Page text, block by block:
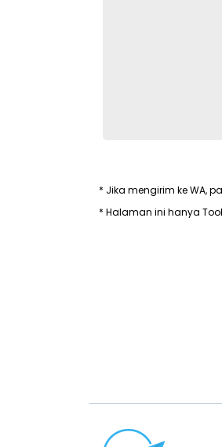
* Jika mengirim ke WA,
* Halaman ini hanya